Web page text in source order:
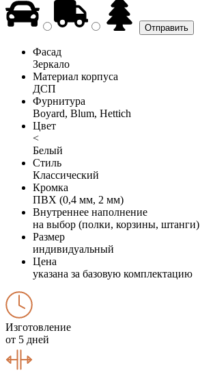
Фасад
Зеркало
Материал корпуса
ДСП
Фурнитура
Boyard, Blum, Hettich
Цвет
<
Белый
Стиль
Классический
Кромка
ПВХ (0,4 мм, 2 мм)
Внутреннее наполнение
на выбор (полки, корзины, штанги)
Размер
индивидуальный
Цена
указана за базовую комплектацию
Изготовление
от 5 дней